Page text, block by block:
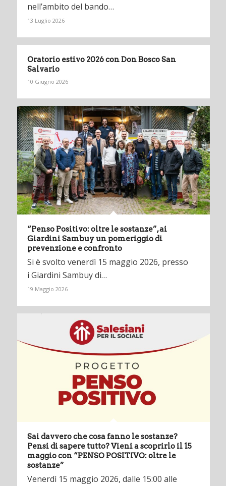
nell’ambito del bando…
13 Luglio 2026
Oratorio estivo 2026 con Don Bosco San
Salvario
10 Giugno 2026
“Penso Positivo: oltre le sostanze”, ai
Giardini Sambuy un pomeriggio di
prevenzione e confronto
Si è svolto venerdì 15 maggio 2026, presso
i Giardini Sambuy di…
19 Maggio 2026
Sai davvero che cosa fanno le sostanze?
Pensi di sapere tutto? Vieni a scoprirlo il 15
maggio con “PENSO POSITIVO: oltre le
sostanze”
Venerdì 15 maggio 2026, dalle 15:00 alle